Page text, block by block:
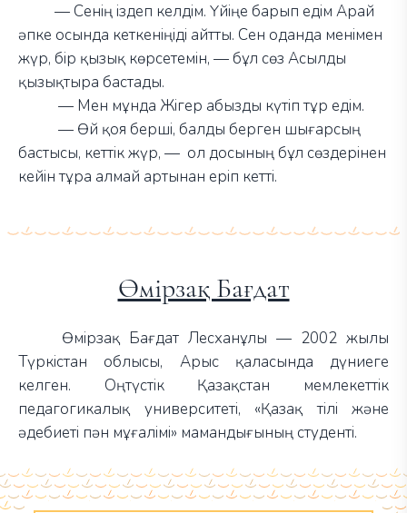
— Сенің іздеп келдім. Үйіңе барып едім Арай
әпке осында кеткеніңіді айтты. Сен оданда менімен
жүр, бір қызық көрсетемін, —бұл сөз Асылды
қызықтыра бастады.
— Мен мұнда Жігер абызды күтіп тұр едім.
— Өй қоя берші, балды берген шығарсың
бастысы, кеттік жүр, — ол досының бұл сөздерінен
кейін тұра алмай артынан еріп кетті.
Өмірзақ Бағдат
Өмірзақ Бағдат Лесханұлы — 2002 жылы
Түркістан облысы, Арыс қаласында дүниеге
келген. Оңтүстік Қазақстан мемлекеттік
педагогикалық университеті, «Қазақ тілі және
әдебиеті пән мұғалімі» мамандығының студенті.